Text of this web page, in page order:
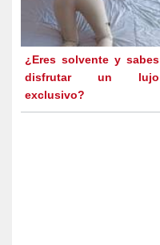
¿Eres solvente y sabes
disfrutar un lujo
exclusivo?